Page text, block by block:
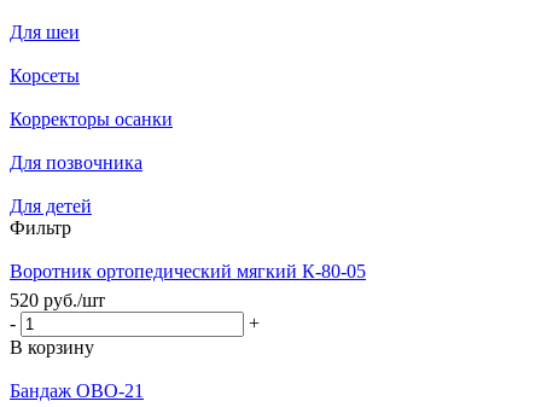
Для шеи
Корсеты
Корректоры осанки
Для позвочника
Для детей
Фильтр
Воротник ортопедический мягкий К-80-05
520 руб./шт
-
+
В корзину
Бандаж ОВО-21